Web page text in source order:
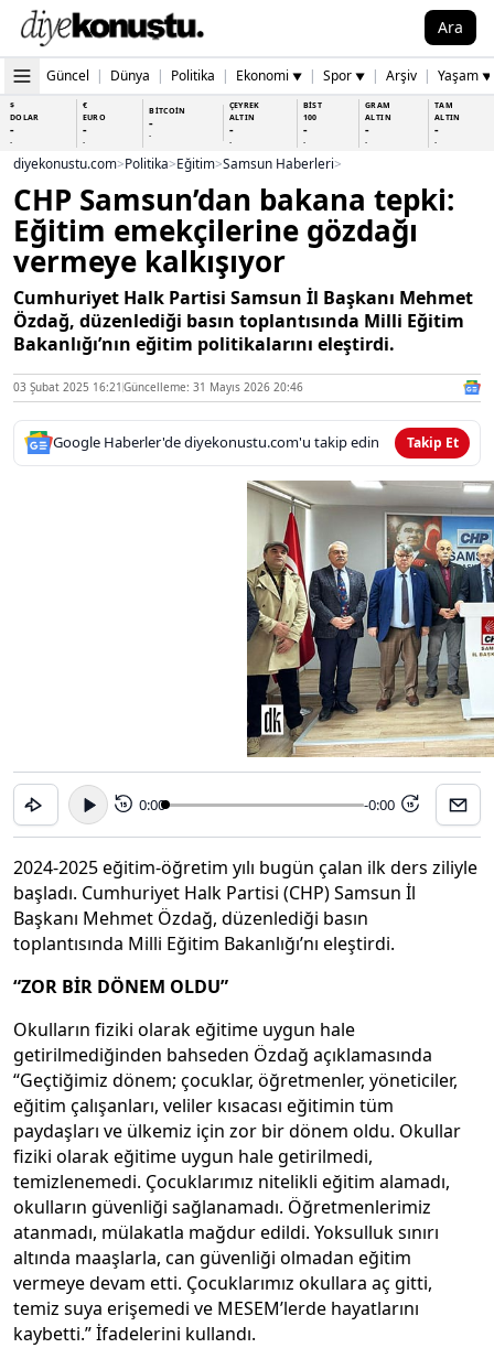
Ara
Güncel | Dünya | Politika | Ekonomi ▼ | Spor ▼ | Arşiv | Yaşam ▼
$
DOLAR
-
-
€
EURO
-
-
BİTCOİN
-
-
ÇEYREK
ALTIN
-
-
BİST
100
-
-
GRAM
ALTIN
-
-
TAM
ALTIN
-
-
diyekonustu.com>Politika>Eğitim>Samsun Haberleri>
CHP Samsun’dan bakana tepki:
Eğitim emekçilerine gözdağı
vermeye kalkışıyor
Cumhuriyet Halk Partisi Samsun İl Başkanı Mehmet
Özdağ, düzenlediği basın toplantısında Milli Eğitim
Bakanlığı’nın eğitim politikalarını eleştirdi.
03 Şubat 2025 16:21 Güncelleme: 31 Mayıs 2026 20:46
Google Haberler'de diyekonustu.com'u takip edin Takip Et
15 0:00 -0:00 15
2024-2025 eğitim-öğretim yılı bugün çalan ilk ders ziliyle
başladı. Cumhuriyet Halk Partisi (CHP) Samsun İl
Başkanı Mehmet Özdağ, düzenlediği basın
toplantısında Milli Eğitim Bakanlığı’nı eleştirdi.
“ZOR BİR DÖNEM OLDU”
Okulların fiziki olarak eğitime uygun hale
getirilmediğinden bahseden Özdağ açıklamasında
“Geçtiğimiz dönem; çocuklar, öğretmenler, yöneticiler,
eğitim çalışanları, veliler kısacası eğitimin tüm
paydaşları ve ülkemiz için zor bir dönem oldu. Okullar
fiziki olarak eğitime uygun hale getirilmedi,
temizlenemedi. Çocuklarımız nitelikli eğitim alamadı,
okulların güvenliği sağlanamadı. Öğretmenlerimiz
atanmadı, mülakatla mağdur edildi. Yoksulluk sınırı
altında maaşlarla, can güvenliği olmadan eğitim
vermeye devam etti. Çocuklarımız okullara aç gitti,
temiz suya erişemedi ve MESEM’lerde hayatlarını
kaybetti.” İfadelerini kullandı.